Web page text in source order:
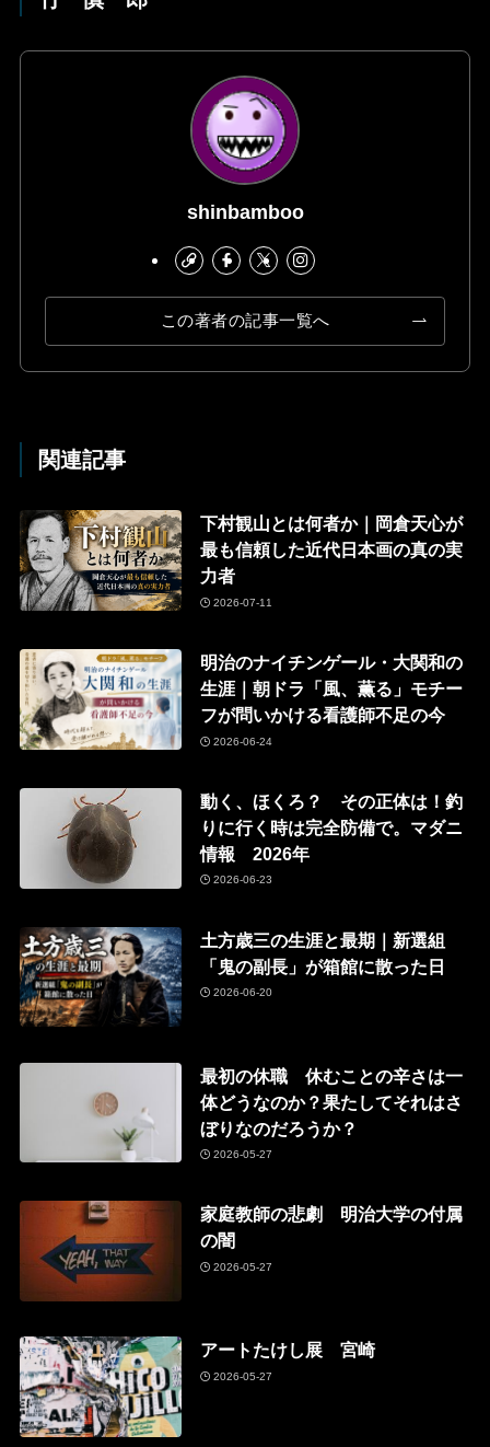
shinbamboo
この著者の記事一覧へ
関連記事
下村観山とは何者か｜岡倉天心が
最も信頼した近代日本画の真の実
力者
2026-07-11
明治のナイチンゲール・大関和の
生涯｜朝ドラ「風、薫る」モチー
フが問いかける看護師不足の今
2026-06-24
動く、ほくろ？ その正体は！釣
りに行く時は完全防備で。マダニ
情報 2026年
2026-06-23
土方歳三の生涯と最期｜新選組
「鬼の副長」が箱館に散った日
2026-06-20
最初の休職 休むことの辛さは一
体どうなのか？果たしてそれはさ
ぼりなのだろうか？
2026-05-27
家庭教師の悲劇 明治大学の付属
の闇
2026-05-27
アートたけし展 宮崎
2026-05-27